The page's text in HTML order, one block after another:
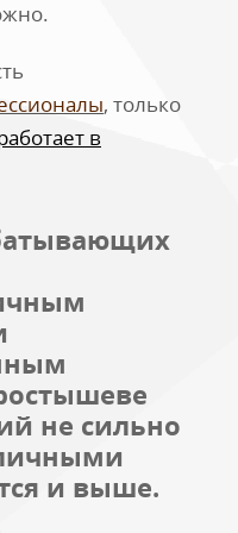
, только
в
не сильно
и выше.